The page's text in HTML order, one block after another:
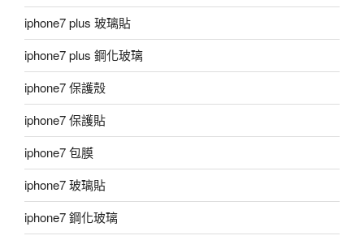
iphone7 plus 玻璃貼
iphone7 plus 鋼化玻璃
iphone7 保護殼
iphone7 保護貼
iphone7 包膜
iphone7 玻璃貼
iphone7 鋼化玻璃